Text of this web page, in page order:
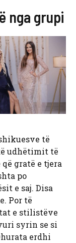
nga grupi
të
udhëtimit të
gratë e tjera
po
e saj. Disa
Por të
e stilistëve
syrin se si
erdhi